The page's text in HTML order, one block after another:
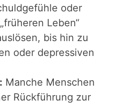
oder
Leben“
bis hin zu
oder depressiven
Manche Menschen
Rückführung zur